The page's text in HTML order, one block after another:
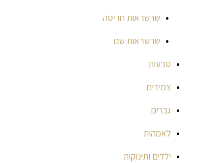
שרשראות חריטה
שרשראות שם
טבעות
צמידים
גברים
לאמהות
ילדים ותינוקות